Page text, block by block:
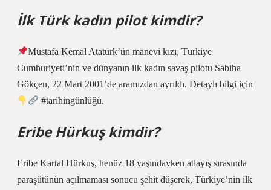
İlk Türk kadın pilot kimdir?
Mustafa Kemal Atatürk’ün manevi kızı, Türkiye
Cumhuriyeti’nin ve dünyanın ilk kadın savaş pilotu Sabiha
Gökçen, 22 Mart 2001’de aramızdan ayrıldı. Detaylı bilgi için
#tarihingünlüğü.
Eribe Hürkuş kimdir?
Eribe Kartal Hürkuş, henüz 18 yaşındayken atlayış sırasında
paraşütünün açılmaması sonucu şehit düşerek, Türkiye’nin ilk